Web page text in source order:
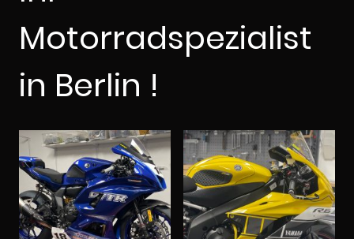
Motorradspezialist
in Berlin !